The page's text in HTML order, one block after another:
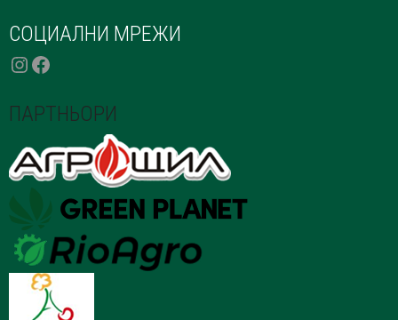
СОЦИАЛНИ МРЕЖИ
INSTAGRAM
FACEBOOK
ПАРТНЬОРИ